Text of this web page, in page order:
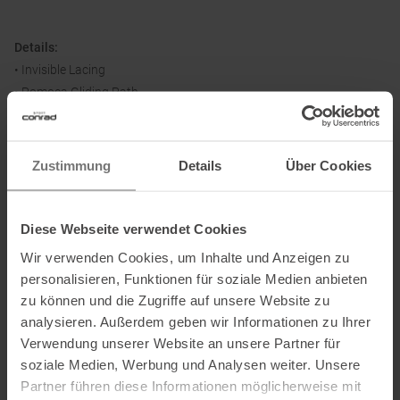
Zustimmung Details Über Cookies
Diese Webseite verwendet Cookies
Wir verwenden Cookies, um Inhalte und Anzeigen zu
personalisieren, Funktionen für soziale Medien anbieten
zu können und die Zugriffe auf unsere Website zu
analysieren. Außerdem geben wir Informationen zu Ihrer
Verwendung unserer Website an unsere Partner für
soziale Medien, Werbung und Analysen weiter. Unsere
Partner führen diese Informationen möglicherweise mit
Details:
• Invisible Lacing
• Pomoca Gliding Path
• Pomoca Sohle
• Stack Height: 16+3 / 23+5 mm (forefoot/heel)
Sprengung:8 mm
Material:
Obermaterial: Doppeltes Textil-/Synthetik-Material
Futter: GORE-TEX Membran
Zwischensohle: EVA
Außensohle: POMOCA Gummi